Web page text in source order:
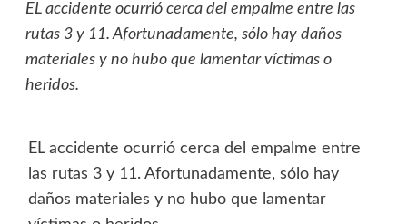
EL accidente ocurrió cerca del empalme entre las
rutas 3 y 11. Afortunadamente, sólo hay daños
materiales y no hubo que lamentar víctimas o
heridos.
EL accidente ocurrió cerca del empalme entre
las rutas 3 y 11. Afortunadamente, sólo hay
daños materiales y no hubo que lamentar